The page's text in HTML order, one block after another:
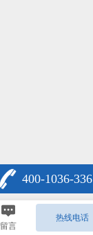
400-1036-336
留言
热线电话